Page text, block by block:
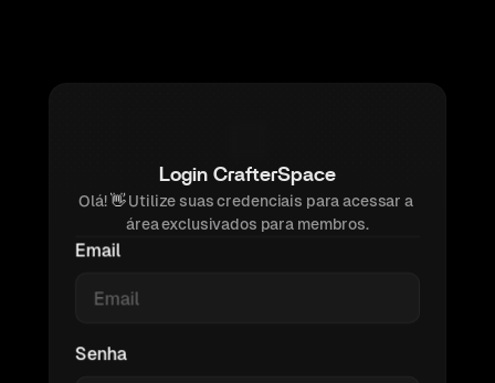
Login CrafterSpace
Olá! 👋 Utilize suas credenciais para acessar a
área exclusivados para membros.
Email
Senha